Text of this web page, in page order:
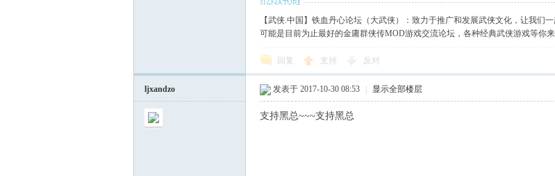
【武侠.中国】铁血丹心论坛（大武侠）：致力于推广和发展武侠文化，让我们
可能是目前为止最好的金庸群侠传MOD游戏交流论坛，各种经典武侠游戏等你
回复 支持 反对
ljxandzo 发表于 2017-10-30 08:53 显示全部楼层
支持黑总~~~支持黑总